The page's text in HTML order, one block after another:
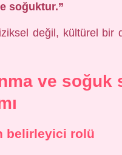
soğuktur.”
değil, kültürel bir
ve soğuk
belirleyici rolü